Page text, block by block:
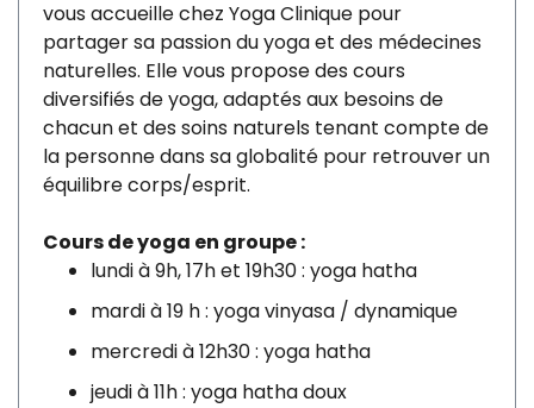
vous accueille chez Yoga Clinique pour
partager sa passion du yoga et des médecines
naturelles. Elle vous propose des cours
diversifiés de yoga, adaptés aux besoins de
chacun et des soins naturels tenant compte de
la personne dans sa globalité pour retrouver un
équilibre corps/esprit.
Cours de yoga en groupe :
lundi à 9h, 17h et 19h30 : yoga hatha
mardi à 19 h : yoga vinyasa / dynamique
mercredi à 12h30 : yoga hatha
jeudi à 11h : yoga hatha doux